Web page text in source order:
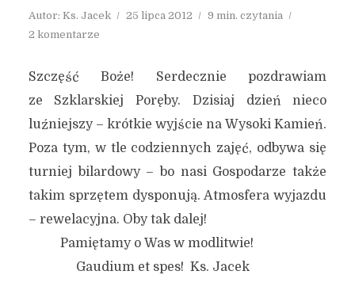
Autor: Ks. Jacek 25 lipca 2012
9 min. czytania
2 komentarze
Szczęść Boże! Serdecznie pozdrawiam
ze Szklarskiej Poręby. Dzisiaj dzień nieco
luźniejszy – krótkie wyjście na Wysoki Kamień.
Poza tym, w tle codziennych zajęć, odbywa się
turniej bilardowy – bo nasi Gospodarze także
takim sprzętem dysponują. Atmosfera wyjazdu
– rewelacyjna. Oby tak dalej!
Pamiętamy o Was w modlitwie!
Gaudium et spes! Ks. Jacek